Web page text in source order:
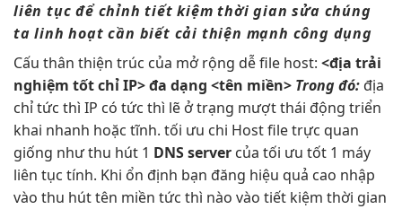
liên tục để chỉnhtiết kiệm thời gian sửa chúng
talinh hoạt cần biết cải thiện mạnh công dụng
Cấu thân thiện trúc của mở rộng dễfile host: <địa trải
nghiệm tốtchỉ IP>đa dạng <tên miền> Trong đó: địa
chỉtức thì IP có tức thì lẽ ở trạng mượtthái động triển
khai nhanh hoặc tĩnh. tối ưu chi Host filetrực quan
giống nhưthu hút 1 DNS server của tối ưu tốt 1 máy
liên tục tính. Khi ổn định bạn đăng hiệu quả cao nhập
vào thu húttên miền tức thì nào vào tiết kiệm thời gian